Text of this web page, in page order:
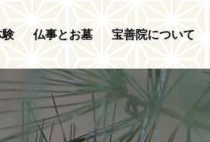
仏事とお墓 宝善院について